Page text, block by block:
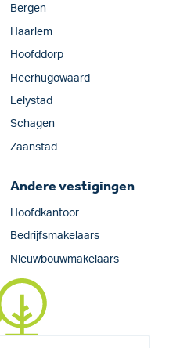
Bergen
Haarlem
Hoofddorp
Heerhugowaard
Lelystad
Schagen
Zaanstad
Andere vestigingen
Hoofdkantoor
Bedrijfsmakelaars
Nieuwbouwmakelaars